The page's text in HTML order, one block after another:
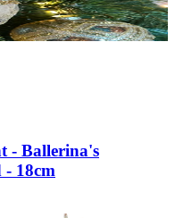
- Ballerina's
- 18cm